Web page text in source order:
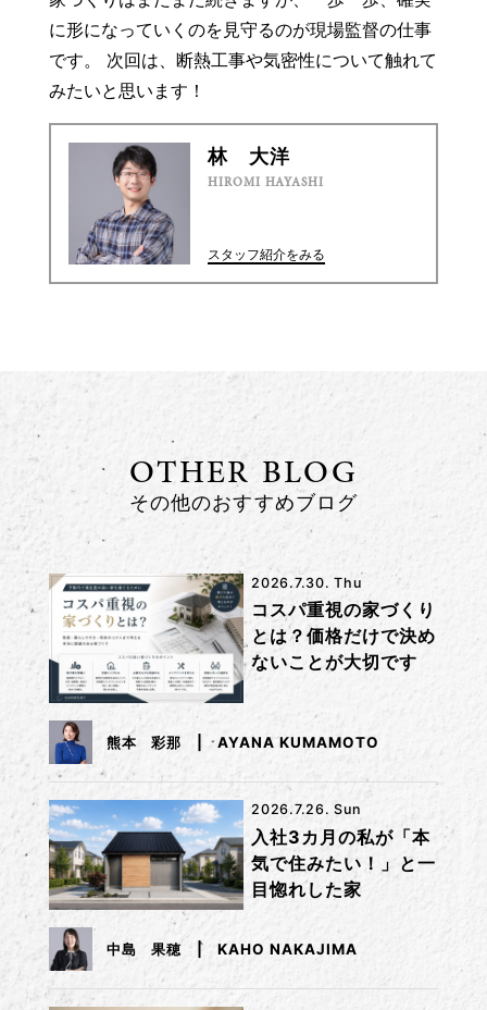
に形になっていくのを見守るのが現場監督の仕事
です。 次回は、断熱工事や気密性について触れて
みたいと思います！
林 大洋
HIROMI HAYASHI
スタッフ紹介をみる
OTHER BLOG
その他のおすすめブログ
2026.7.30. Thu
コスパ重視の家づくり
とは？価格だけで決め
ないことが大切です
熊本 彩那 AYANA KUMAMOTO
2026.7.26. Sun
入社3カ月の私が「本
気で住みたい！」と一
目惚れした家
中島 果穂 KAHO NAKAJIMA